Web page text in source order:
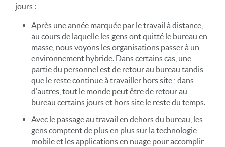
jours :
Après une année marquée par le travail à distance,
au cours de laquelle les gens ont quitté le bureau en
masse, nous voyons les organisations passer à un
environnement hybride. Dans certains cas, une
partie du personnel est de retour au bureau tandis
que le reste continue à travailler hors site ; dans
d'autres, tout le monde peut être de retour au
bureau certains jours et hors site le reste du temps.
Avec le passage au travail en dehors du bureau, les
gens comptent de plus en plus sur la technologie
mobile et les applications en nuage pour accomplir